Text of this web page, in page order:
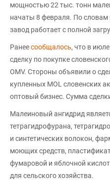
мощностью 22 тыс. тонн
начаты 8 февраля. По
завод работает с полной
Ранеесообщалось, что в
сделку по покупке
OMV. Стороны объявили о
купленных MOL словенских
оптовый бизнес. Сумма
Малеиновый ангидрид
тетрагидрофурана,
и синтетических волокон,
моющих средств,
фумаровой и яблочной
для сельского хозяйства.